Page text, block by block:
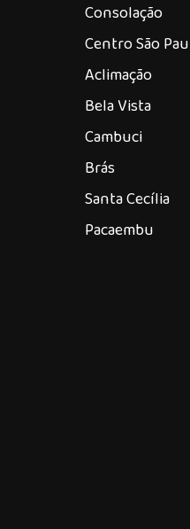
Consolação
Centro São
Aclimação
Bela Vista
Cambuci
Brás
Santa Cecília
Pacaembu